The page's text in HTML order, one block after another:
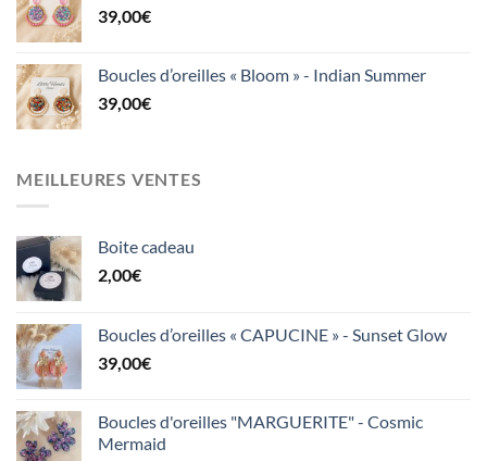
39,00€
Boucles d’oreilles « Bloom » - Indian Summer
39,00€
MEILLEURES VENTES
Boite cadeau
2,00€
Boucles d’oreilles « CAPUCINE » - Sunset Glow
39,00€
Boucles d'oreilles "MARGUERITE" - Cosmic
Mermaid